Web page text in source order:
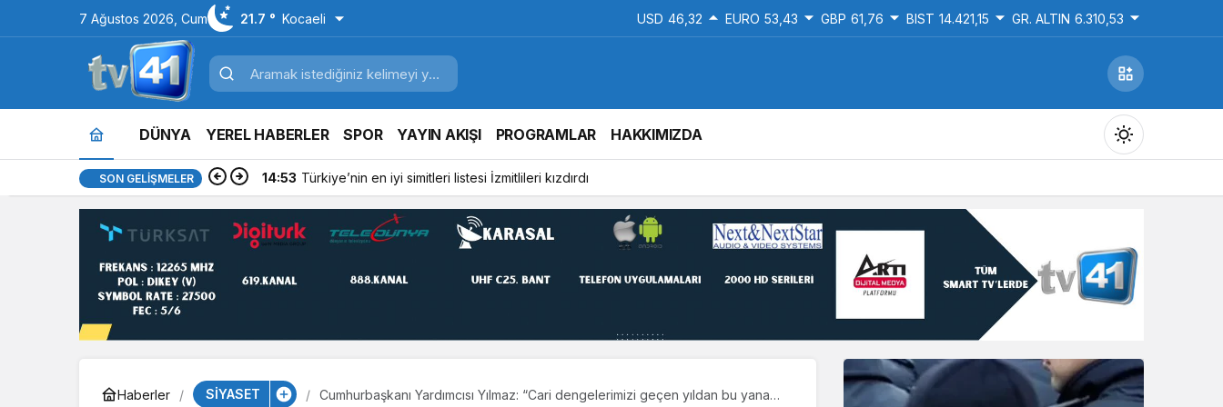
7 Ağustos 2026, Cum 21.7 ° Kocaeli USD 46,32 EURO 53,43 GBP 61,76 BIST 14.421,15 GR. ALTIN 6.310,53
DÜNYA YEREL HABERLER SPOR YAYIN AKIŞI PROGRAMLAR HAKKIMIZDA
Gündüz Modu
Gündüz modunu seçin.
Gece modunu seçin.
SON GELIŞMELER 14:53 Türkiye’nin en iyi simitleri listesi İzmitlileri kızdırdı
Haberler SİYASET
Cumhurbaşkanı Yardımcısı Yılmaz: “Cari dengelerimizi geçen yıldan bu yana